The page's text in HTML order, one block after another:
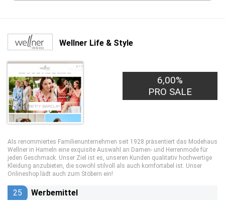
Wellner Life & Style
6,00%
PRO SALE
Als renommiertes Familienunternehmen seit 1928 präsentiert das Modehaus
Wellner in Hameln eine exquisite Auswahl an Damen- und Herrenmode für
jeden Geschmack. Unser Ziel ist es, unseren Kunden qualitativ hochwertige
Kleidung anzubieten, die sowohl stilvoll als auch komfortabel ist. Unser
Onlineshop lädt auch zum Stöbern ein!
25 Werbemittel